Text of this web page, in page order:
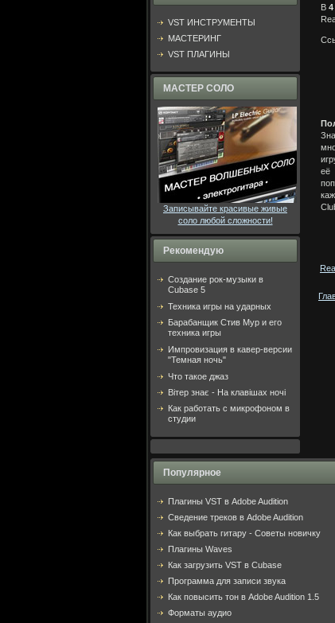
VST ИНСТРУМЕНТЫ
МАСТЕРИНГ
VST ПЛАГИНЫ
МАСТЕР СОЛО
Записывайте красивые живые
соло любой сложности!
Рекомендую
Создание рок-музыки в
Cubase 5
Техника игры на ударных
Барабанщик Стив Мур и его
техника игры
Импровизация в кавер-версии
"Темная ночь"
Что такое джаз
Вітер знає - На клавішах ночі
Как работать с микрофоном в
студии
В 4
её
Популярное
Плагины VST в Adobe Audition
Cведение треков в Adobe Audition
Как выбрать гитару - Советы новичку
Плагины Waves
Как загрузить VST в Cubase
Программа для записи звука
Как повысить тон в Adobe Audition 1.5
Форматы аудио